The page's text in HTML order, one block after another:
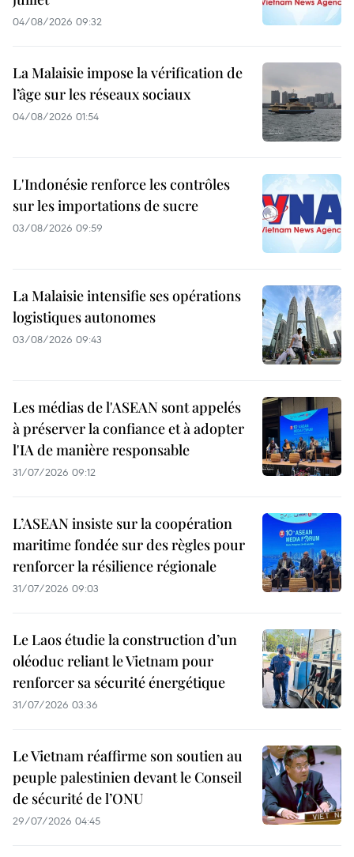
04/08/2026 09:32
La Malaisie impose la vérification de
l’âge sur les réseaux sociaux
04/08/2026 01:54
L'Indonésie renforce les contrôles
sur les importations de sucre
03/08/2026 09:59
La Malaisie intensifie ses opérations
logistiques autonomes
03/08/2026 09:43
Les médias de l'ASEAN sont appelés
à préserver la confiance et à adopter
l'IA de manière responsable
31/07/2026 09:12
L’ASEAN insiste sur la coopération
maritime fondée sur des règles pour
renforcer la résilience régionale
31/07/2026 09:03
Le Laos étudie la construction d’un
oléoduc reliant le Vietnam pour
renforcer sa sécurité énergétique
31/07/2026 03:36
Le Vietnam réaffirme son soutien au
peuple palestinien devant le Conseil
de sécurité de l’ONU
29/07/2026 04:45